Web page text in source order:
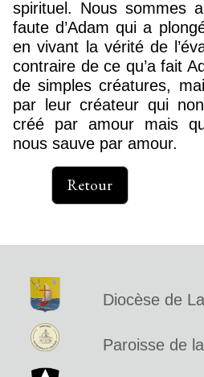
spirituel. Nous sommes
faute d’Adam qui a
en vivant la vérité de
contraire de ce qu’a fait
de simples créatures,
par leur créateur qui
créé par amour mais
nous sauve par amour.
Retour
Diocèse de
Paroisse de